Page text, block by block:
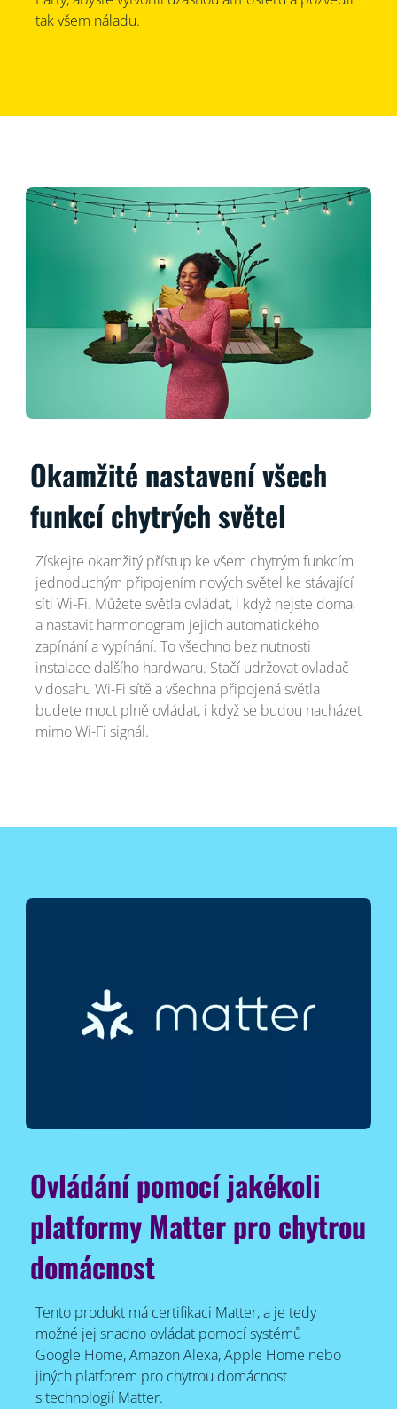
tak všem náladu.
Okamžité nastavení všech
funkcí chytrých světel
Získejte okamžitý přístup ke všem chytrým funkcím
jednoduchým připojením nových světel ke stávající
síti Wi-Fi. Můžete světla ovládat, i když nejste doma,
a nastavit harmonogram jejich automatického
zapínání a vypínání. To všechno bez nutnosti
instalace dalšího hardwaru. Stačí udržovat ovladač
v dosahu Wi-Fi sítě a všechna připojená světla
budete moct plně ovládat, i když se budou nacházet
mimo Wi-Fi signál.
Ovládání pomocí jakékoli
platformy Matter pro chytrou
domácnost
Tento produkt má certifikaci Matter, a je tedy
možné jej snadno ovládat pomocí systémů
Google Home, Amazon Alexa, Apple Home nebo
jiných platforem pro chytrou domácnost
s technologií Matter.